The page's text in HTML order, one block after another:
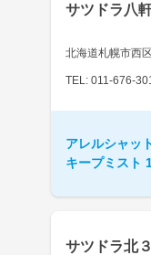
サツドラ八
北海道札幌市西
TEL: 011-676-
アレルシャッ
キープミスト
サツドラ北